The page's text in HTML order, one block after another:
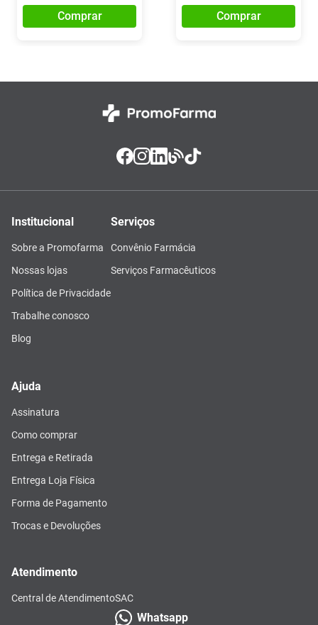
Comprar Comprar
Institucional
Sobre a Promofarma
Nossas lojas
Política de Privacidade
Trabalhe conosco
Blog
Serviços
Convênio Farmácia
Serviços Farmacêuticos
Ajuda
Assinatura
Como comprar
Entrega e Retirada
Entrega Loja Física
Forma de Pagamento
Trocas e Devoluções
Atendimento
Central de AtendimentoSAC
Whatsapp